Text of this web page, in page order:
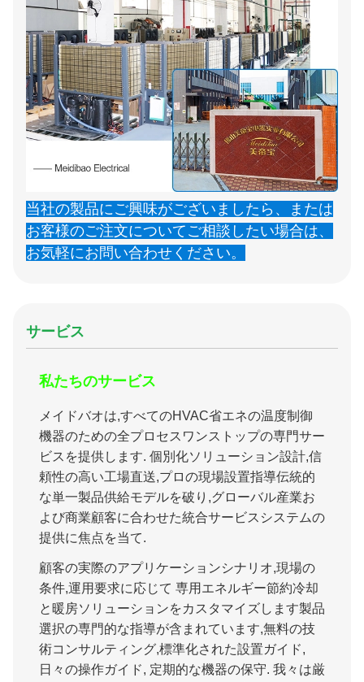
当社の製品にご興味がございましたら、または
お客様のご注文についてご相談したい場合は、
お気軽にお問い合わせください。
サービス
私たちのサービス
メイドバオは,すべてのHVAC省エネの温度制御
機器のための全プロセスワンストップの専門サー
ビスを提供します. 個別化ソリューション設計,信
頼性の高い工場直送,プロの現場設置指導伝統的
な単一製品供給モデルを破り,グローバル産業お
よび商業顧客に合わせた統合サービスシステムの
提供に焦点を当て.
顧客の実際のアプリケーションシナリオ,現場の
条件,運用要求に応じて 専用エネルギー節約冷却
と暖房ソリューションをカスタマイズします製品
選択の専門的な指導が含まれています,無料の技
術コンサルティング,標準化された設置ガイド,
日々の操作ガイド, 定期的な機器の保守. 我々は厳